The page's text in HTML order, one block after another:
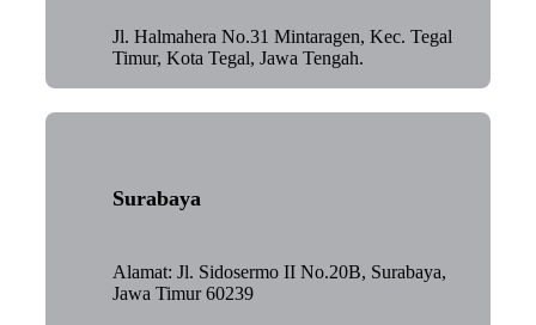
Jl. Halmahera No.31 Mintaragen, Kec. Tegal
Timur, Kota Tegal, Jawa Tengah.
Surabaya
Alamat: Jl. Sidosermo II No.20B, Surabaya,
Jawa Timur 60239